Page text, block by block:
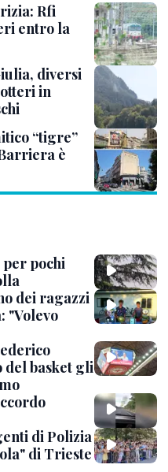
Rfi
entro la
diversi
in
“tigre”
è
pochi
dei ragazzi
"Volevo
del basket gli
di Polizia
di Trieste